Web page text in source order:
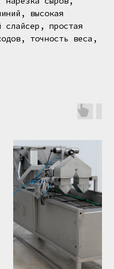
высокая
слайсер, простая
точность веса,